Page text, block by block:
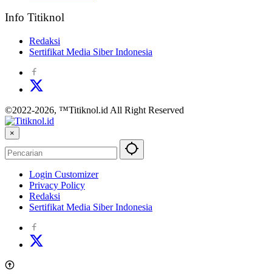
Info Titiknol
Redaksi
Sertifikat Media Siber Indonesia
©2022-2026, ™Titiknol.id All Right Reserved
×
Login Customizer
Privacy Policy
Redaksi
Sertifikat Media Siber Indonesia